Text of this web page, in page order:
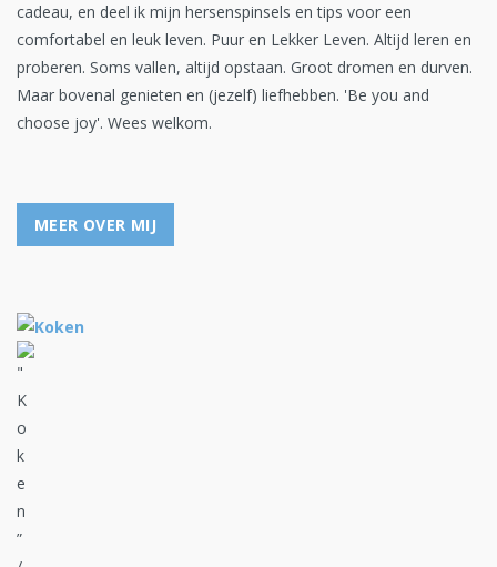
cadeau, en deel ik mijn hersenspinsels en tips voor een
comfortabel en leuk leven. Puur en Lekker Leven. Altijd leren en
proberen. Soms vallen, altijd opstaan. Groot dromen en durven.
Maar bovenal genieten en (jezelf) liefhebben. 'Be you and
choose joy'. Wees welkom.
MEER OVER MIJ